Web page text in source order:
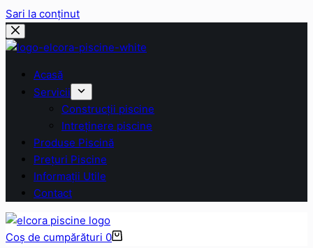
Sari la conținut
Acasă
Servicii
Construcții piscine
Intreținere piscine
Produse Piscină
Prețuri Piscine
Informații Utile
Contact
Coș de cumpărături 0